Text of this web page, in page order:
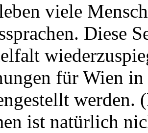
viele
Diese
für Wien
ist natürlich